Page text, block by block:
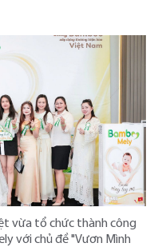
vừa tổ chức thành công
với chủ đề "Vươn Mình